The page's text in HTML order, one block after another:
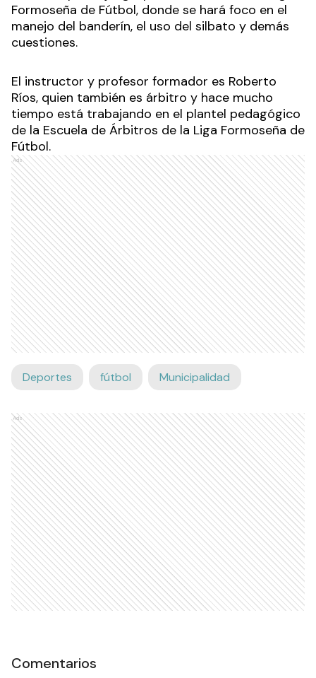
Formoseña de Fútbol, donde se hará foco en el
manejo del banderín, el uso del silbato y demás
cuestiones.
El instructor y profesor formador es Roberto
Ríos, quien también es árbitro y hace mucho
tiempo está trabajando en el plantel pedagógico
de la Escuela de Árbitros de la Liga Formoseña de
Fútbol.
Ads
Deportes fútbol Municipalidad
Ads
Comentarios